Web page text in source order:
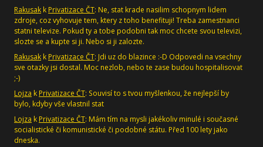
Rakusak k Privatizace ČT: Ne, stat krade nasilim schopnym lidem
zdroje, coz vyhovuje tem, ktery z toho benefituji! Treba zamestnanci
statni televize. Pokud ty a tobe podobni tak moc chcete svou televizi,
slozte se a kupte si ji. Nebo si ji zalozte.
Rakusak k Privatizace ČT: Jdi uz do blazince :-D Odpovedi na vsechny
sve otazky jsi dostal. Moc nezlob, nebo te zase budou hospitalisovat
;-)
Lojza k Privatizace ČT: Souvisí to s tvou myšlenkou, že nejlepší by
bylo, kdyby vše vlastnil stat
Lojza k Privatizace ČT: Mám tím na mysli jakékoliv minulé i současné
socialistické či komunistické či podobné státu. Před 100 lety jako
dneska.